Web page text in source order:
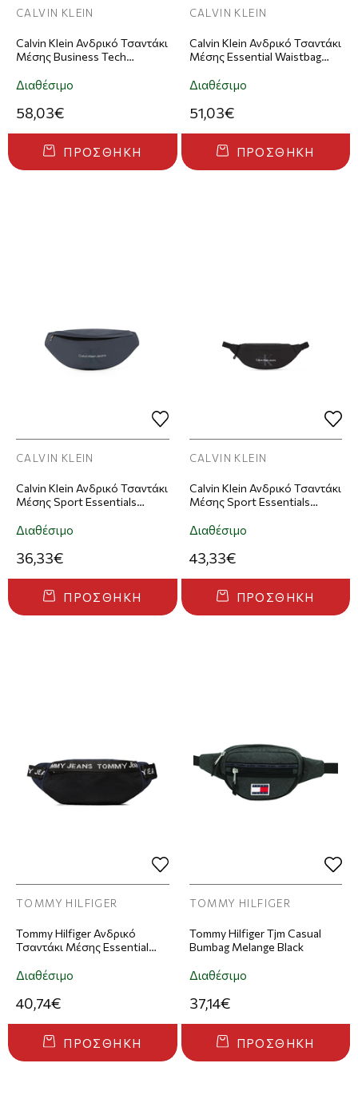
CALVIN KLEIN
Calvin Klein Ανδρικό Τσαντάκι
Μέσης Business Tech
Διαθέσιμο
58,03€
ΠΡΟΣΘΉΚΗ
CALVIN KLEIN
Calvin Klein Ανδρικό Τσαντάκι
Μέσης Essential Waistbag
Διαθέσιμο
51,03€
ΠΡΟΣΘΉΚΗ
CALVIN KLEIN
Calvin Klein Ανδρικό Τσαντάκι
Μέσης Sport Essentials
Διαθέσιμο
36,33€
ΠΡΟΣΘΉΚΗ
CALVIN KLEIN
Calvin Klein Ανδρικό Τσαντάκι
Μέσης Sport Essentials
Διαθέσιμο
43,33€
ΠΡΟΣΘΉΚΗ
TOMMY HILFIGER
Tommy Hilfiger Ανδρικό
Τσαντάκι Μέσης Essential
Διαθέσιμο
40,74€
ΠΡΟΣΘΉΚΗ
TOMMY HILFIGER
Tommy Hilfiger Tjm Casual
Bumbag Melange Black
Διαθέσιμο
37,14€
ΠΡΟΣΘΉΚΗ